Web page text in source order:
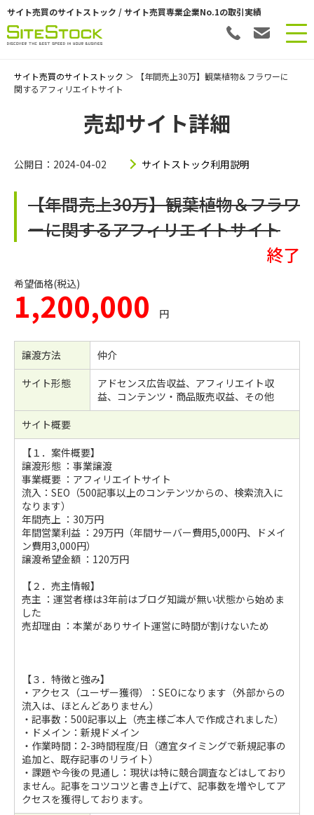
サイト売買のサイトストック / サイト売買専業企業No.1の取引実績
サイト売買のサイトストック ＞ 【年間売上30万】観葉植物＆フラワーに
関するアフィリエイトサイト
売却サイト詳細
公開日：2024-04-02 サイトストック利用説明
【年間売上30万】観葉植物＆フラワ
ーに関するアフィリエイトサイト
終了
希望価格(税込)
1,200,000 円
譲渡方法
仲介
サイト形態
アドセンス広告収益、アフィリエイト収
益、コンテンツ・商品販売収益、その他
サイト概要
【１．案件概要】
譲渡形態 ：事業譲渡
事業概要 ：アフィリエイトサイト
流入：SEO（500記事以上のコンテンツからの、検索流入に
なります）
年間売上 ：30万円
年間営業利益 ：29万円（年間サーバー費用5,000円、ドメイ
ン費用3,000円）
譲渡希望金額 ：120万円
【２．売主情報】
売主 ：運営者様は3年前はブログ知識が無い状態から始めま
した
売却理由 ：本業がありサイト運営に時間が割けないため
【３．特徴と強み】
・アクセス（ユーザー獲得）：SEOになります（外部からの
流入は、ほとんどありません）
・記事数：500記事以上（売主様ご本人で作成されました）
・ドメイン：新規ドメイン
・作業時間：2-3時間程度/日（適宜タイミングで新規記事の
追加と、既存記事のリライト）
・課題や今後の見通し：現状は特に競合調査などはしており
ません。記事をコツコツと書き上げて、記事数を増やしてア
クセスを獲得しております。